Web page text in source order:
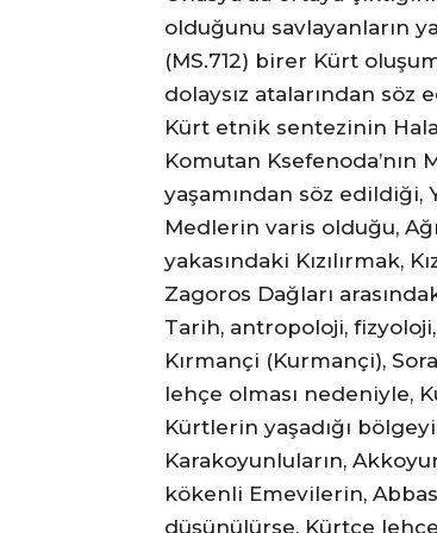
olduğunu savlayanların
(MS.712) birer Kürt
dolaysız atalarından
Kürt etnik sentezinin
Komutan Ksefenoda’nın
yaşamından söz edildiği,
Medlerin varis olduğu,
yakasındaki Kızılırmak,
Zagoros Dağları
Tarih, antropoloji,
Kırmançi (Kurmançi),
lehçe olması nedeniyle,
Kürtlerin yaşadığı
Karakoyunluların,
kökenli Emevilerin,
düşünülürse, Kürtçe